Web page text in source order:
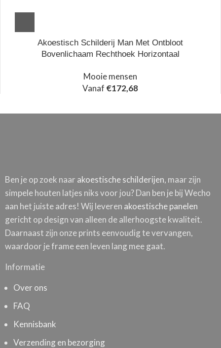
Akoestisch Schilderij Man Met Ontbloot
Bovenlichaam Rechthoek Horizontaal
Mooie mensen
Vanaf €172,68
Ben je op zoek naar akoestische schilderijen, maar zijn
simpele houten latjes niks voor jou? Dan ben je bij Wecho
aan het juiste adres! Wij leveren akoestische panelen
gericht op design van alleen de allerhoogste kwaliteit.
Daarnaast zijn onze prints eenvoudig te vervangen,
waardoor je frame een leven lang mee gaat.
Informatie
Over ons
FAQ
Kennisbank
Verzending en bezorging